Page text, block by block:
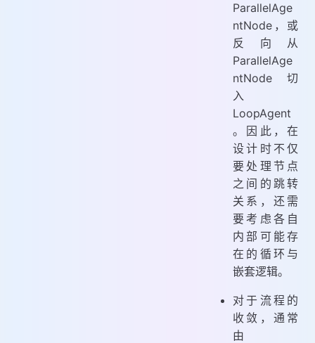
ParallelAge
ntNode，或
反向从
ParallelAge
ntNode 切
入
LoopAgent
。因此，在
设计时不仅
要处理节点
之间的跳转
关系，还需
要考虑各自
内部可能存
在的循环与
嵌套逻辑。
对于流程的
收敛，通常
由